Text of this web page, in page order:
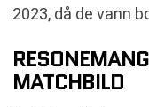
2023, då de vann
MATCHBILD